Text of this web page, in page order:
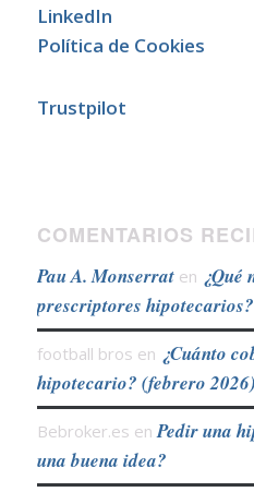
LinkedIn
Política de Cookies
Trustpilot
COMENTARIOS
Pau A. Monserraten ¿Qué
prescriptores hipotecarios?
football bros en ¿Cuánto
hipotecario? (febrero 2026)
Bebroker.es en Pedir una
una buena idea?